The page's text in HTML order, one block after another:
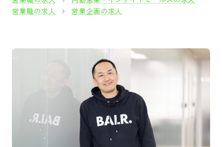
営業職の求人
営業企画の求人